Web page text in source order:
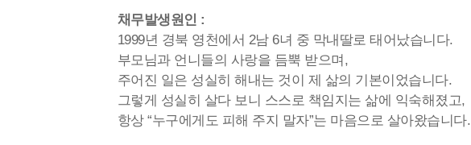
채무발생원인 :
1999년 경북 영천에서 2남 6녀 중 막내딸로 태어났습니다.
부모님과 언니들의 사랑을 듬뿍 받으며,
주어진 일은 성실히 해내는 것이 제 삶의 기본이었습니다.
그렇게 성실히 살다 보니 스스로 책임지는 삶에 익숙해졌고,
항상 “누구에게도 피해 주지 말자”는 마음으로 살아왔습니다.